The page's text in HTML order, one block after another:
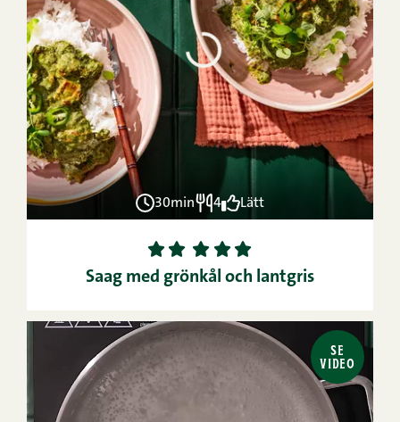
30min 4 Lätt
1 2 3 4
5
Saag med grönkål och lantgris
SE
VIDEO